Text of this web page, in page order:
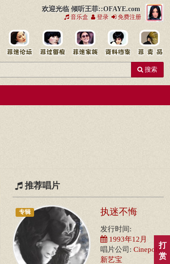
欢迎光临 倾听王菲::OFAYE.com
音乐盒 登录 免费注册
搜索
推荐唱片
专辑 执迷不悔
发行时间:
1993年12月
唱片公司: Cinepoly
新艺宝
打
赏